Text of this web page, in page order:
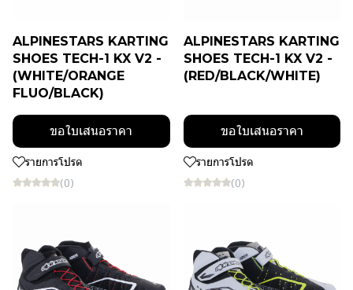
ALPINESTARS KARTING
SHOES TECH-1 KX V2 -
(WHITE/ORANGE
FLUO/BLACK)
ขอใบเสนอราคา
รายการโปรด
(0)
ALPINESTARS KARTING
SHOES TECH-1 KX V2 -
(RED/BLACK/WHITE)
ขอใบเสนอราคา
รายการโปรด
(0)